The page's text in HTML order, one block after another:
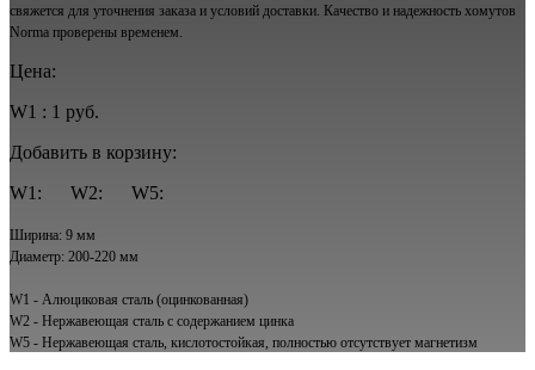
свяжется для уточнения заказа и условий доставки. Качество и надежность хомутов
Norma проверены временем.
Цена:
W1 : 1 руб.
Добавить в корзину:
W1:
W2: W5:
Ширина: 9 мм
Диаметр: 200-220 мм
W1 - Алюциковая сталь (оцинкованная)
W2 - Нержавеющая сталь с содержанием цинка
W5 - Нержавеющая сталь, кислотостойкая, полностью отсутствует магнетизм